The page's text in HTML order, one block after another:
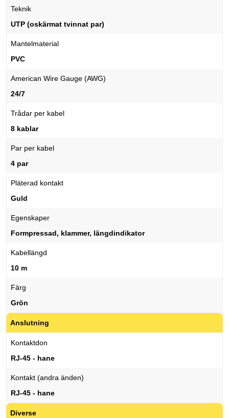
Teknik
UTP (oskärmat tvinnat par)
Mantelmaterial
PVC
American Wire Gauge (AWG)
24/7
Trådar per kabel
8 kablar
Par per kabel
4 par
Pläterad kontakt
Guld
Egenskaper
Formpressad, klammer, längdindikator
Kabellängd
10 m
Färg
Grön
Anslutning
Kontaktdon
RJ-45 - hane
Kontakt (andra änden)
RJ-45 - hane
Diverse